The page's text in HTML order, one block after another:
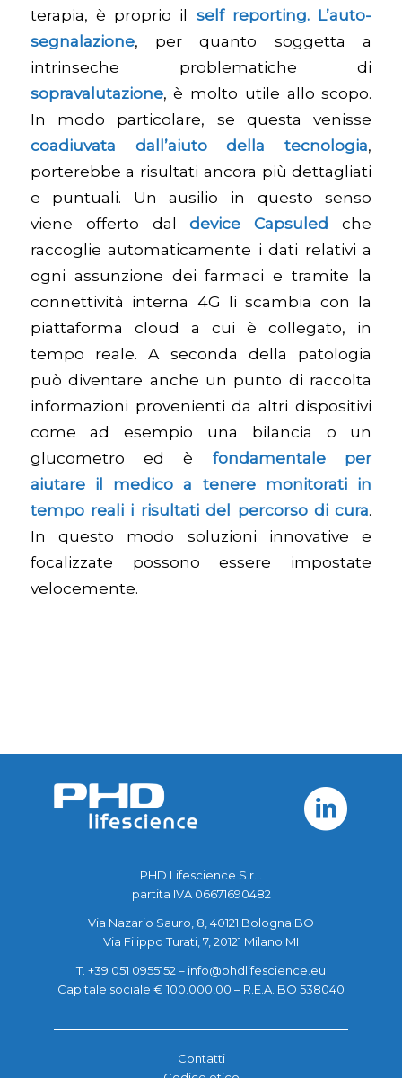
terapia, è proprio il self reporting. L’auto-
segnalazione, per quanto soggetta a
intrinseche problematiche di
sopravalutazione, è molto utile allo scopo.
In modo particolare, se questa venisse
coadiuvata dall’aiuto della tecnologia,
porterebbe a risultati ancora più dettagliati
e puntuali. Un ausilio in questo senso
viene offerto daldevice Capsuled che
raccoglie automaticamente i dati relativi a
ogni assunzione dei farmaci e tramite la
connettività interna 4G li scambia con la
piattaforma cloud a cui è collegato, in
tempo reale. A seconda della patologia
può diventare anche un punto di raccolta
informazioni provenienti da altri dispositivi
come ad esempio una bilancia o un
glucometro ed è fondamentale per
aiutare il medico a tenere monitorati in
tempo reali i risultati del percorso di cura.
In questo modo soluzioni innovative e
focalizzate possono essere impostate
velocemente.
PHD Lifescience S.r.l.
partita IVA 06671690482
Via Nazario Sauro, 8, 40121 Bologna BO
Via Filippo Turati, 7, 20121 Milano MI
T. +39 051 0955152 – info@phdlifescience.eu
Capitale sociale € 100.000,00 – R.E.A. BO 538040
Contatti